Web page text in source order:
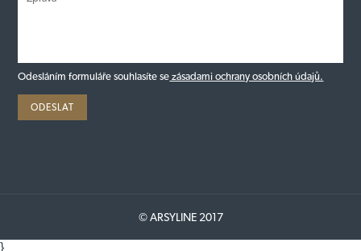
Odesláním formuláře souhlasíte se zásadami ochrany osobních údajů.
© ARSYLINE 2017
}